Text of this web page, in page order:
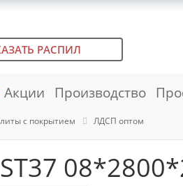
РАСПИЛ
Акции Производство
с покрытием ЛДСП оптом